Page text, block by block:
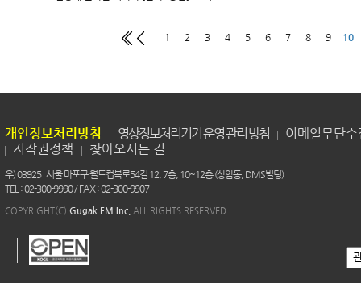
1 2 3 4 5 6 7 8 9 10
개인정보처리방침 영상정보처리기기 운영 관리 방침
이메일무단
저작권정책
찾아오시는 길
우) 03925 | 서울 마포구 월드컵북로54길 12, 7층, 10~12층 (상암동, DMS빌딩)
TEL : 02-300-9990 / FAX : 02-300-9907
COPYRIGHT(C) Gugak FM Inc. ALL RIGHTS RESERVED.